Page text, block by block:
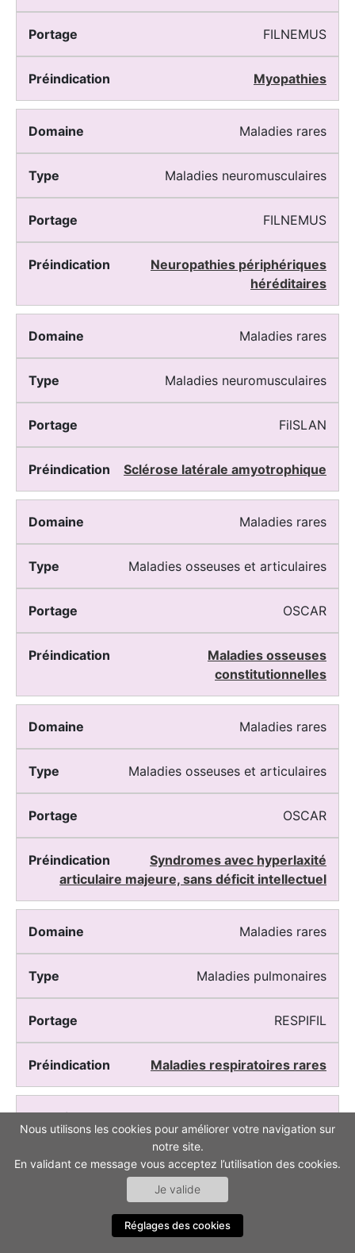
FILNEMUS
Myopathies
Maladies rares
Maladies neuromusculaires
FILNEMUS
Neuropathies périphériques
héréditaires
Maladies rares
Maladies neuromusculaires
FilSLAN
Sclérose latérale amyotrophique
Maladies rares
Maladies osseuses et articulaires
OSCAR
Maladies osseuses
constitutionnelles
Maladies rares
Maladies osseuses et articulaires
OSCAR
Syndromes avec hyperlaxité
articulaire majeure, sans déficit intellectuel
Maladies rares
Maladies pulmonaires
RESPIFIL
Maladies respiratoires rares
Maladies rares
Malformations et troubles du
neurodéveloppement
Nous utilisons les cookies pour améliorer votre navigation sur
notre site.
En validant ce message vous acceptez l’utilisation des cookies.
Je valide
Réglages des cookies